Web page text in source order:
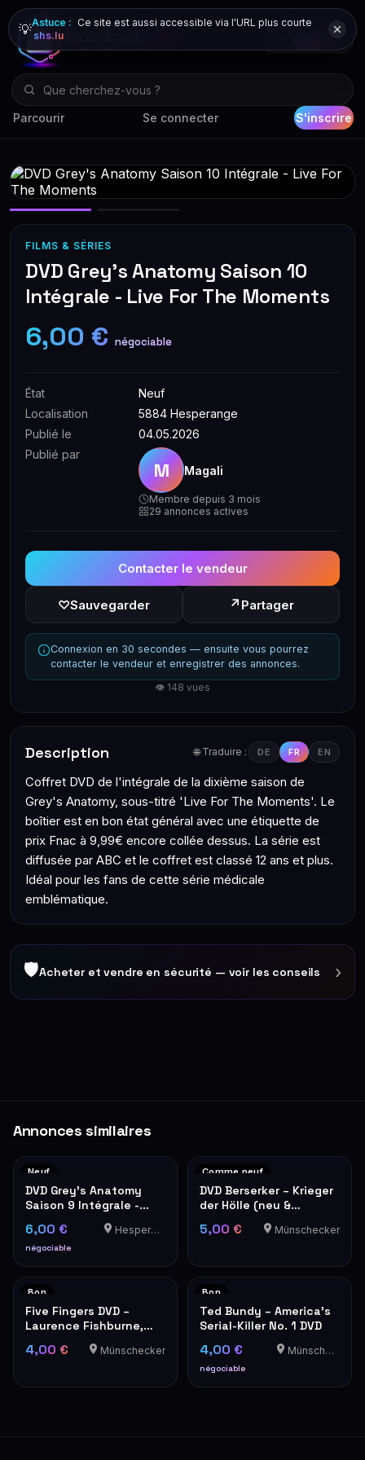
Parcourir Se connecter S'inscrire
💡Astuce : Ce site est aussi accessible via l'URL plus courte
shs.lu
FILMS & SÉRIES
DVD Grey's Anatomy Saison 10
Intégrale - Live For The Moments
6,00 € négociable
État
Neuf
Localisation
5884 Hesperange
Publié le
04.05.2026
Publié par
M Magali
Membre depuis 3 mois
29 annonces actives
Contacter le vendeur
♡Sauvegarder ↗ Partager
Connexion en 30 secondes — ensuite vous pourrez
contacter le vendeur et enregistrer des annonces.
👁 148 vues
Description 🌐 Traduire : DE FR EN
Coffret DVD de l'intégrale de la dixième saison de
Grey's Anatomy, sous-titré 'Live For The Moments'. Le
boîtier est en bon état général avec une étiquette de
prix Fnac à 9,99€ encore collée dessus. La série est
diffusée par ABC et le coffret est classé 12 ans et plus.
Idéal pour les fans de cette série médicale
emblématique.
🛡Acheter et vendre en sécurité — voir les conseils ›
Annonces similaires
Neuf
DVD Grey's Anatomy
Saison 9 Intégrale -
6,00 €
négociable
Hesperange
Comme neuf
DVD Berserker – Krieger
der Hölle (neu &
originalverpackt)
5,00 € Münschecker
Bon
Five Fingers DVD –
Laurence Fishburne,
Ryan Phillippe
4,00 € Münschecker
Bon
Ted Bundy – America's
Serial-Killer No. 1 DVD
4,00 €
négociable
Münschecker